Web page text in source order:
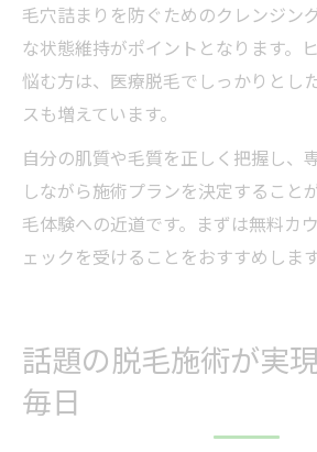
毛穴詰まりを防ぐためのクレンジン
な状態維持がポイントとなります。
悩む方は、医療脱毛でしっかりとし
スも増えています。
自分の肌質や毛質を正しく把握し、
しながら施術プランを決定すること
毛体験への近道です。まずは無料カ
ェックを受けることをおすすめします
話題の脱毛施術が実
毎日